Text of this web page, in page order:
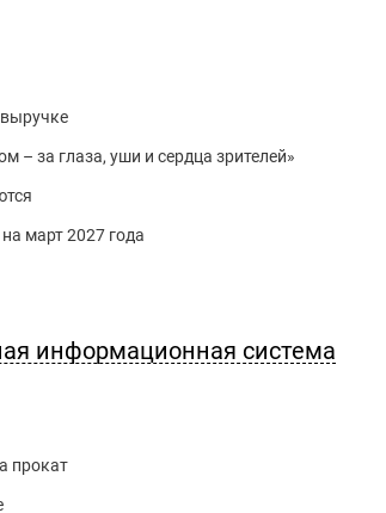
– за глаза, уши и сердца зрителей»
март 2027 года
информационная система
прокат